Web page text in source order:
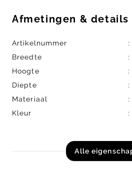
Afmetingen & details
Artikelnummer
Breedte
Hoogte
Diepte
Materiaal
Kleur
Alle